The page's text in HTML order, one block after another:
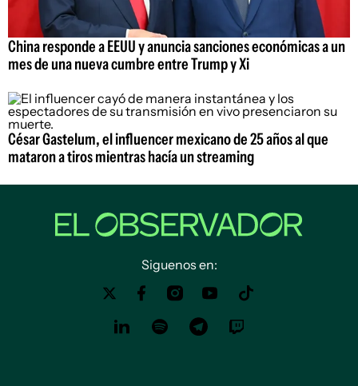
China responde a EEUU y anuncia sanciones económicas a un
mes de una nueva cumbre entre Trump y Xi
César Gastelum, el influencer mexicano de 25 años al que
mataron a tiros mientras hacía un streaming
Siguenos en: